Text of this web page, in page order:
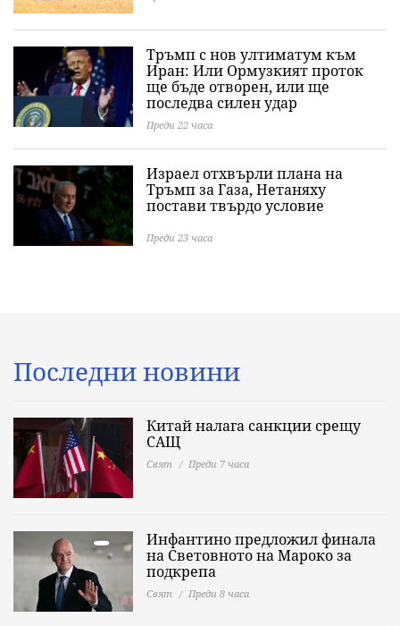
Тръмп с нов ултиматум към
Иран: Или Ормузкият проток
ще бъде отворен, или ще
последва силен удар
Преди 22 часа
Израел отхвърли плана на
Тръмп за Газа, Нетаняху
постави твърдо условие
Преди 23 часа
Последни новини
Китай налага санкции срещу
САЩ
Свят Преди 7 часа
Инфантино предложил финала
на Световното на Мароко за
подкрепа
Свят Преди 8 часа